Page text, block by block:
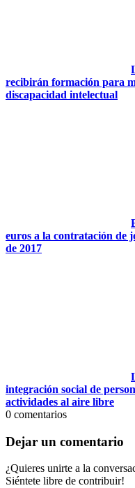
recibirán formación para
discapacidad intelectual
euros a la contratación de
de 2017
integración social de
actividades al aire libre
0 comentarios
Dejar un comentario
¿Quieres unirte a la
Siéntete libre de contribuir!